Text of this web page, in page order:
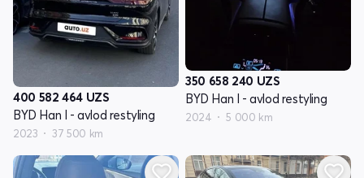
400 582 464 UZS
BYD Han I - avlod restyling
2023 37 500 km
350 658 240 UZS
BYD Han I - avlod restyling
2024 5 000 km